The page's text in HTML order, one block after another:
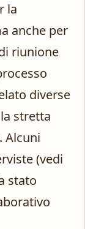
la
anche per
riunione
diverse
stretta
Alcuni
(vedi
stato